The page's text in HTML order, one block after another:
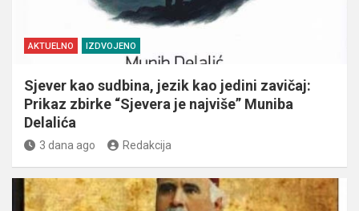
AKTUELNO IZDVOJENO
Sjever kao sudbina, jezik kao jedini zavičaj:
Prikaz zbirke “Sjevera je najviše” Muniba
Delalića
3 dana ago Redakcija